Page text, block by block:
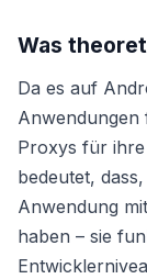
Was
Da es auf
Anwendungen
Proxys für
bedeutet,
Anwendung
haben – sie